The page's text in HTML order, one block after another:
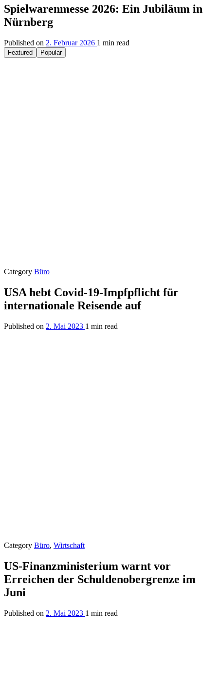
Spielwarenmesse 2026: Ein Jubiläum in
Nürnberg
Published on 2. Februar 2026 1 min read
Featured Popular
Category Büro
USA hebt Covid-19-Impfpflicht für
internationale Reisende auf
Published on 2. Mai 2023 1 min read
Category Büro, Wirtschaft
US-Finanzministerium warnt vor
Erreichen der Schuldenobergrenze im
Juni
Published on 2. Mai 2023 1 min read